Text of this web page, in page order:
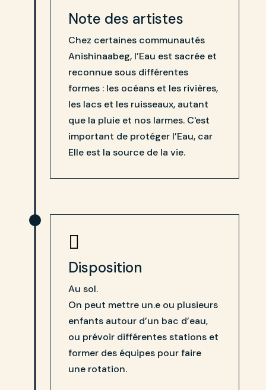
Note des artistes
Chez certaines communautés
Anishinaabeg, l’Eau est sacrée et
reconnue sous différentes
formes : les océans et les rivières,
les lacs et les ruisseaux, autant
que la pluie et nos larmes. C'est
important de protéger l’Eau, car
Elle est la source de la vie.

Disposition
Au sol.
On peut mettre un.e ou plusieurs
enfants autour d’un bac d’eau,
ou prévoir différentes stations et
former des équipes pour faire
une rotation.